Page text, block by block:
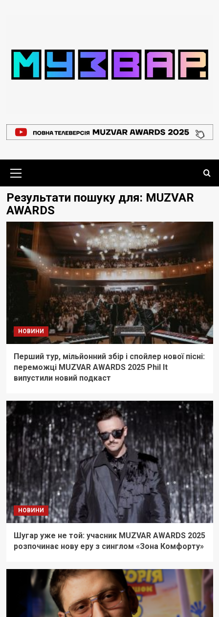
меню
Результати пошуку для: MUZVAR
AWARDS
НОВИНИ
Перший тур, мільйонний збір і спойлер нової пісні:
переможці MUZVAR AWARDS 2025 Phil It
випустили новий подкаст
НОВИНИ
Шугар уже не той: учасник MUZVAR AWARDS 2025
розпочинає нову еру з синглом «Зона Комфорту»